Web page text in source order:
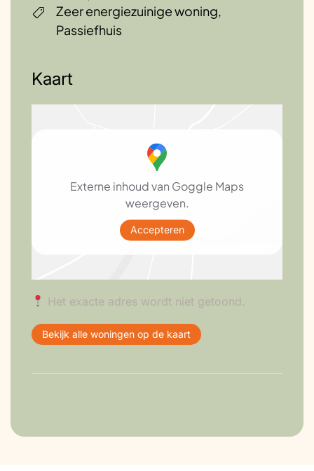
Zeer energiezuinige woning,
Passiefhuis
Kaart
Externe inhoud van Goggle Maps
weergeven.
Accepteren
Het exacte adres wordt niet getoond.
Bekijk alle woningen op de kaart